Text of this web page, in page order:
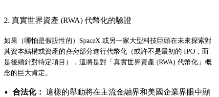
2. 真實世界資產 (RWA) 代幣化的驗證
如果（哪怕是假設性的）SpaceX 或另一家大型科技巨頭在未來探索對
其資本結構或資產的任何部分進行代幣化（或許不是最初的 IPO，而
是後續針對特定項目），這將是對「真實世界資產 (RWA) 代幣化」概
念的巨大肯定。
合法化： 這樣的舉動將在主流金融界和美國企業界眼中顯